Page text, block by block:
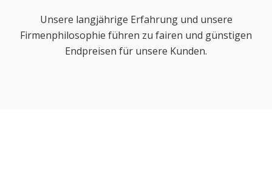
Unsere langjährige Erfahrung und unsere
Firmenphilosophie führen zu fairen und günstigen
Endpreisen für unsere Kunden.